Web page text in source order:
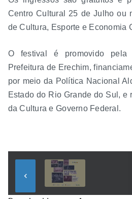
Centro Cultural 25 de Julho ou
de Cultura, Esporte e Economia
O festival é promovido
Prefeitura de Erechim,
por meio da Política Nacional
Estado do Rio Grande do Sul, e
da Cultura e Governo Federal.
keyboard_arrow_left